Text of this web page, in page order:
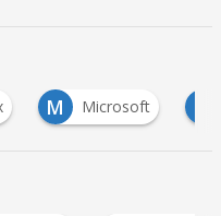
M Mozilla